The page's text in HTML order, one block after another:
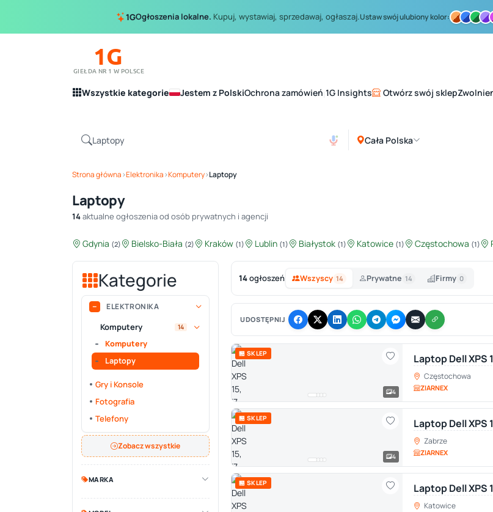
1GOgłoszenia lokalne. Kupuj, wystawiaj, sprzedawaj, ogłaszaj.Ustaw swój ulubiony kolor:
1G
GIEŁDA NR 1 W POLSCE
Wszystkie kategorie Jestem z PolskiOchrona zamówień 1G Insights Otwórz swój sklep
Cała Polska
Strona główna›Elektronika›Komputery›Laptopy
Laptopy
14aktualne ogłoszenia od osób prywatnych i agencji
Gdynia (2) Bielsko-Biała (2) Kraków (1) Lublin (1) Białystok (1) Katowice (1) Częstochowa (1)
Kategorie
ELEKTRONIKA
Komputery 14
Komputery
Laptopy
Gry i Konsole
Fotografia
Telefony
Zobacz wszystkie
MARKA
14ogłoszeń Wszyscy 14 Prywatne 14 Firmy 0
UDOSTĘPNIJ
🏪 SKLEP
4
Laptop Dell XPS
Częstochowa
ZIARNEX
🏪 SKLEP
4
Laptop Dell XPS
Zabrze
ZIARNEX
🏪 SKLEP Laptop Dell XPS
Katowice